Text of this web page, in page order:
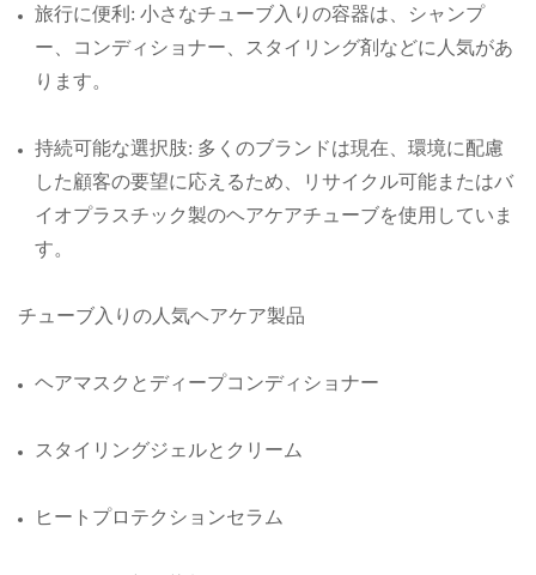
旅行に便利: 小さなチューブ入りの容器は、シャンプ
ー、コンディショナー、スタイリング剤などに人気があ
ります。
持続可能な選択肢: 多くのブランドは現在、環境に配慮
した顧客の要望に応えるため、リサイクル可能またはバ
イオプラスチック製のヘアケアチューブを使用していま
す。
チューブ入りの人気ヘアケア製品
ヘアマスクとディープコンディショナー
スタイリングジェルとクリーム
ヒートプロテクションセラム